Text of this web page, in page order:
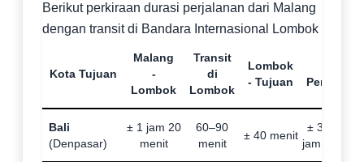
Berikut perkiraan durasi perjalanan dari Malang
dengan transit di Bandara Internasional Lombok
Kota Tujuan
Malang
-
Lombok
Transit
di
Lombok
Lombok
- Tujuan
Perjalanan
Bali
(Denpasar)
± 1 jam 20
menit
60–90
menit
± 40 menit
± 3 jam – 3
jam 30